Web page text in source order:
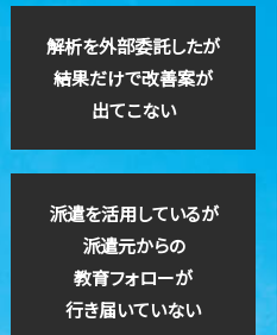
解析を外部委託したが
結果だけで改善案が
出てこない
派遣を活用しているが
派遣元からの
教育フォローが
行き届いていない